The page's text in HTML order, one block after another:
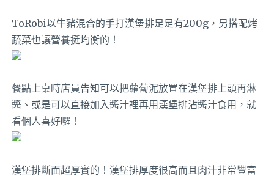
ToRobi以牛豬混合的手打漢堡排足足有200g，另搭配烤
蔬菜也讓營養挺均衡的！
餐點上桌時店員告知可以把蘿蔔泥放置在漢堡排上頭再淋
醬、或是可以直接加入醬汁裡再用漢堡排沾醬汁食用，就
看個人喜好囉！
漢堡排斷面超厚實的！漢堡排厚度很高而且肉汁非常豐富